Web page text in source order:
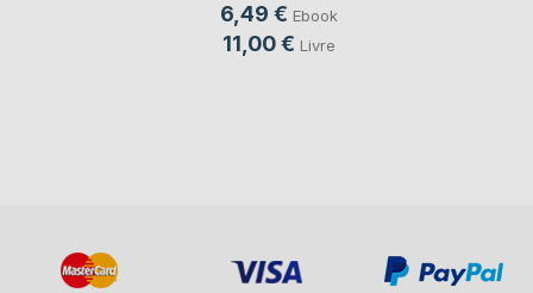
6,49 € Ebook
11,00 € Livre